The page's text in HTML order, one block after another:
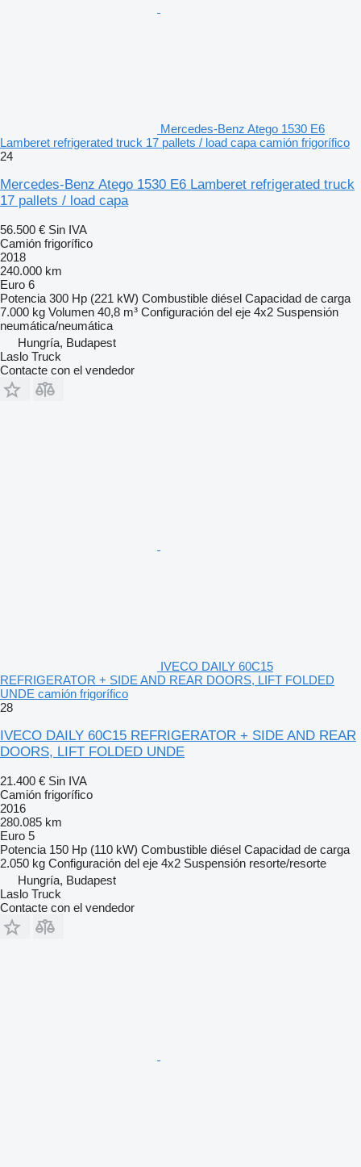
Mercedes-Benz Atego 1530 E6
Lamberet refrigerated truck 17 pallets / load capa camión frigorífico
24
Mercedes-Benz Atego 1530 E6 Lamberet refrigerated truck
17 pallets / load capa
56.500 € Sin IVA
Camión frigorífico
2018
240.000 km
Euro 6
Potencia 300 Hp (221 kW) Combustible diésel Capacidad de carga
7.000 kg Volumen 40,8 m³ Configuración del eje 4x2 Suspensión
neumática/neumática
Hungría, Budapest
Laslo Truck
Contacte con el vendedor
IVECO DAILY 60C15
REFRIGERATOR + SIDE AND REAR DOORS, LIFT FOLDED
UNDE camión frigorífico
28
IVECO DAILY 60C15 REFRIGERATOR + SIDE AND REAR
DOORS, LIFT FOLDED UNDE
21.400 € Sin IVA
Camión frigorífico
2016
280.085 km
Euro 5
Potencia 150 Hp (110 kW) Combustible diésel Capacidad de carga
2.050 kg Configuración del eje 4x2 Suspensión resorte/resorte
Hungría, Budapest
Laslo Truck
Contacte con el vendedor